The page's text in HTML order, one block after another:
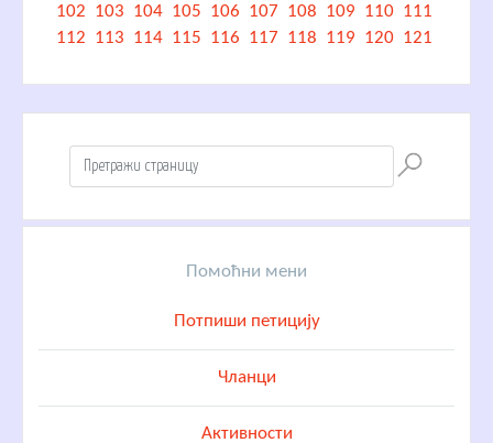
102 103 104 105 106 107 108 109 110 111
112 113 114 115 116 117 118 119 120 121
Помоћни мени
Потпиши петицију
Чланци
Активности